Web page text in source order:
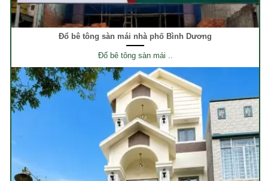
Đổ bê tông sàn mái nhà phố Bình Dương
Đổ bê tông sàn mái ..